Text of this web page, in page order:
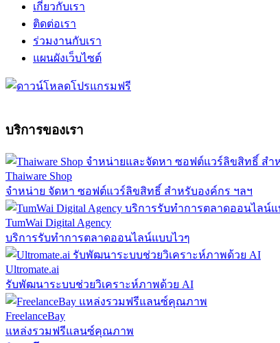
เกี่ยวกับเรา
ติดต่อเรา
ร่วมงานกับเรา
แผนผังเว็บไซต์
บริการของเรา
Thaiware Shop
จำหน่าย จัดหา ซอฟต์แวร์ลิขสิทธิ์ สำหรับองค์กร ฯลฯ
TumWai Digital Agency
บริการรับทำการตลาดออนไลน์แบบไวๆ
Ultromate.ai
รับพัฒนาระบบช่วยวิเคราะห์ภาพด้วย AI
FreelanceBay
แหล่งรวมฟรีแลนซ์คุณภาพ